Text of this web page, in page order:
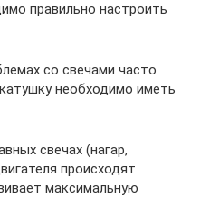
правильно настроить
со свечами часто
необходимо иметь
свечах (нагар,
происходят
максимальную